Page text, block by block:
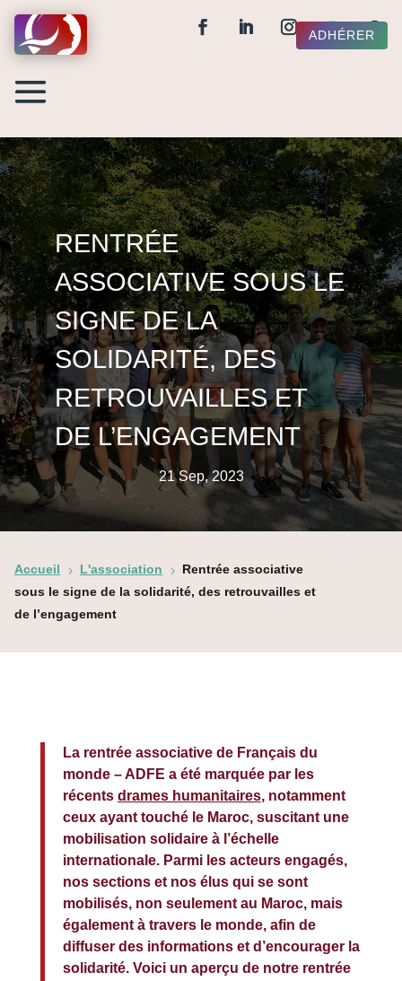
ADHÉRER
RENTRÉE
ASSOCIATIVE SOUS LE
SIGNE DE LA
SOLIDARITÉ, DES
RETROUVAILLES ET
DE L’ENGAGEMENT
21 Sep, 2023
Accueil 5 L'association 5
Rentrée associative
sous le signe de la solidarité, des retrouvailles et
de l’engagement
La rentrée associative de Français du
monde – ADFE a été marquée par les
récents drames humanitaires, notamment
ceux ayant touché le Maroc, suscitant une
mobilisation solidaire à l’échelle
internationale. Parmi les acteurs engagés,
nos sections et nos élus qui se sont
mobilisés, non seulement au Maroc, mais
également à travers le monde, afin de
diffuser des informations et d’encourager la
solidarité. Voici un aperçu de notre rentrée